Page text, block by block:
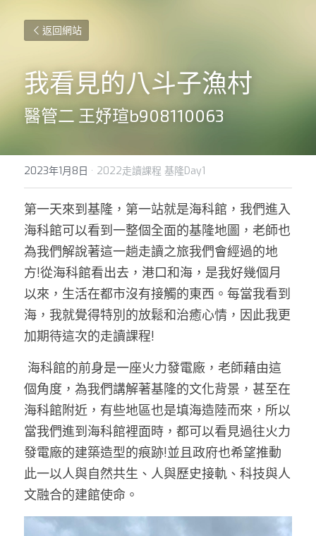
返回網站
我看見的八斗子漁村
醫管二 王妤瑄b908110063
2023年1月8日 · 2022走讀課程 基隆Day1
第一天來到基隆，第一站就是海科館，我們進入
海科館可以看到一整個全面的基隆地圖，老師也
為我們解說著這一趟走讀之旅我們會經過的地
方!從海科館看出去，港口和海，是我好幾個月
以來，生活在都市沒有接觸的東西。每當我看到
海，我就覺得特別的放鬆和治癒心情，因此我更
加期待這次的走讀課程!
個角度，為我們講解著基隆的文化背景，甚至在
海科館附近，有些地區也是填海造陸而來，所以
當我們進到海科館裡面時，都可以看見過往火力
發電廠的建築造型的痕跡!並且政府也希望推動
此一以人與自然共生、人與歷史接軌、科技與人
文融合的建館使命。